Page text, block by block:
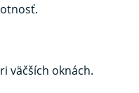
väčších oknách.